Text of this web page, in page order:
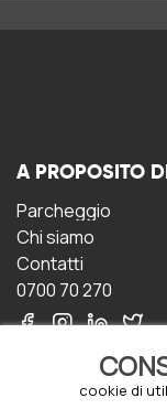
cookie di
A PROPOSITO
Parcheggio
Chi siamo
Contatti
0700 70 270